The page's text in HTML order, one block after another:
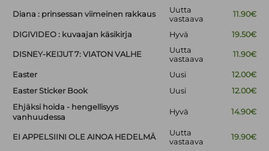
Diana : prinsessan viimeinen rakkaus
Uutta
vastaava
11.90€
DIGIVIDEO : kuvaajan käsikirja Hyvä 19.50€
DISNEY-KEIJUT 7: VIATON VALHE
Uutta
vastaava
11.90€
Easter Uusi
12.00€
Easter Sticker Book
Uusi
12.00€
Ehjäksi hoida - hengellisyys
vanhuudessa
Hyvä 14.90€
EI APPELSIINI OLE AINOA HEDELMÄ
Uutta
vastaava
19.90€